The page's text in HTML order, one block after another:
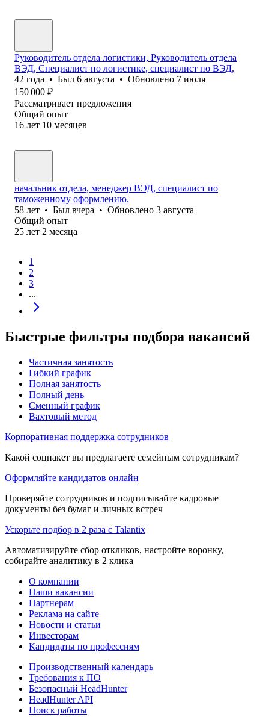
Руководитель отдела логистики, Руководитель отдела
ВЭД, Специалист по логистике, специалист по ВЭД,
42 года • Был 6 августа • Обновлено 7 июля
150 000 ₽
Рассматривает предложения
Общий опыт
16 лет 10 месяцев
начальник отдела, менеджер ВЭД, специалист по
таможенному оформлению.
58 лет • Был вчера • Обновлено 3 августа
Общий опыт
25 лет 2 месяца
1
2
3
...
Быстрые фильтры подбора вакансий
Частичная занятость
Гибкий график
Полная занятость
Полный день
Сменный график
Вахтовый метод
Корпоративная поддержка сотрудников
Какой соцпакет вы предлагаете семейным сотрудникам?
Оформляйте кандидатов онлайн
Проверяйте сотрудников и подписывайте кадровые
документы без бумаг и личных встреч
Ускорьте подбор в 2 раза с Talantix
Автоматизируйте сбор откликов, настройте воронку,
собирайте аналитику в 2 клика
О компании
Наши вакансии
Партнерам
Реклама на сайте
Новости и статьи
Инвесторам
Кандидаты по профессиям
Производственный календарь
Требования к ПО
Безопасный HeadHunter
HeadHunter API
Поиск работы